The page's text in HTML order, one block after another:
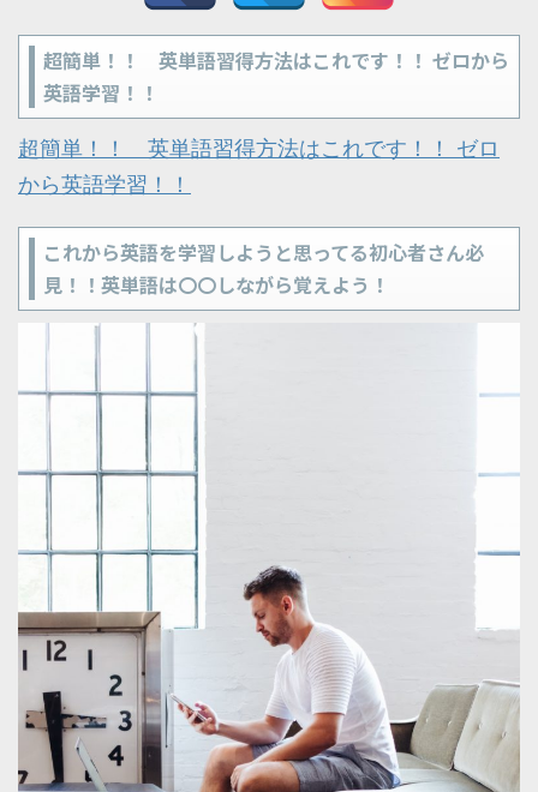
超簡単！！ 英単語習得方法はこれです！！ ゼロから
英語学習！！
超簡単！！ 英単語習得方法はこれです！！ ゼロ
から英語学習！！
これから英語を学習しようと思ってる初心者さん必
見！！英単語は〇〇しながら覚えよう！